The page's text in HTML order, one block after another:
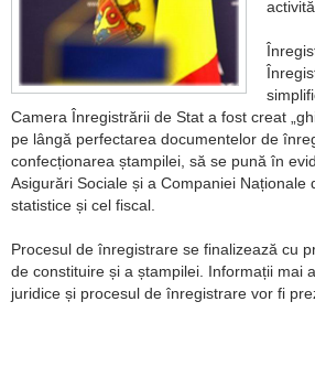
Camera Înregistrării de Stat a fost creat
pe lângă perfectarea documentelor de
confecționarea ștampilei, să se pună în
Asigurări Sociale și a Companiei
statistice și cel fiscal.
Procesul de înregistrare se finalizează cu
de constituire și a ștampilei. Informații mai
juridice și procesul de înregistrare vor fi